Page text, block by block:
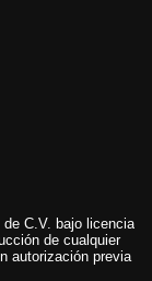
C.V. bajo licencia
de cualquier
autorización previa